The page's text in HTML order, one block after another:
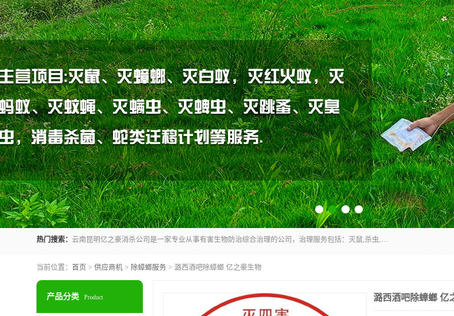
热门搜索： 云南昆明亿之豪消杀公司是一家专业从事有害生物防治综合治理的公司，治理服务包括：灭鼠,杀虫,除虫,除蟑螂,白蚁防治,消杀等；安全环保,快速上门,价格透明,完善的售后服务,不影响您的生活工作。
当前位置： 首页 > 供应商机 > 除蟑螂服务 > 潞西酒吧除蟑螂 亿之豪生物
产品分类 Product 潞西酒吧除蟑螂 亿